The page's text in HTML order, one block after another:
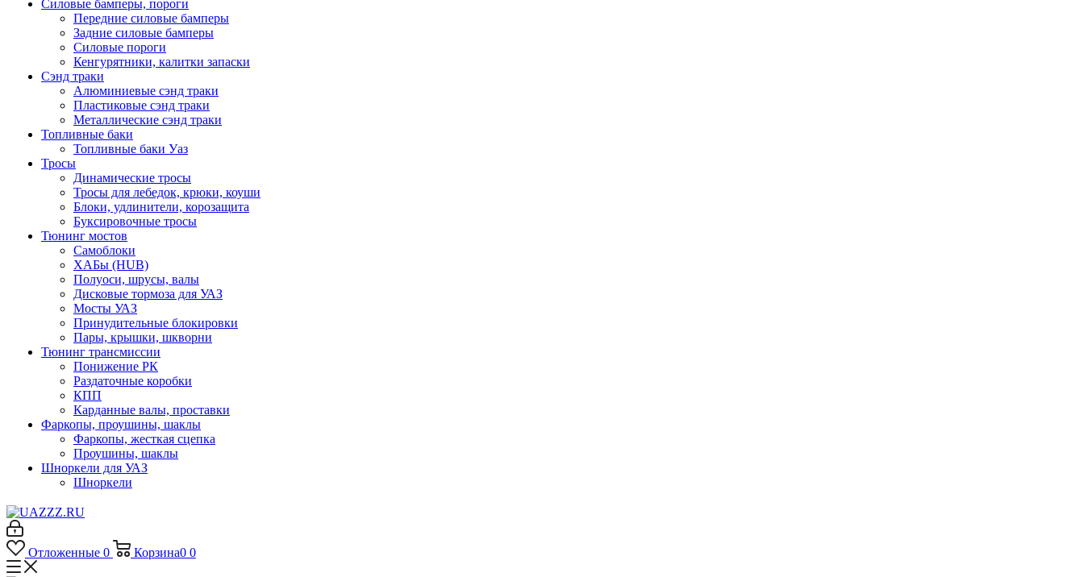
Силовые бамперы, пороги
Передние силовые бамперы
Задние силовые бамперы
Силовые пороги
Кенгурятники, калитки запаски
Сэнд траки
Алюминиевые сэнд траки
Пластиковые сэнд траки
Металлические сэнд траки
Топливные баки
Топливные баки Уаз
Тросы
Динамические тросы
Тросы для лебедок, крюки, коуши
Блоки, удлинители, корозащита
Буксировочные тросы
Тюнинг мостов
Самоблоки
ХАБы (HUB)
Полуоси, шрусы, валы
Дисковые тормоза для УАЗ
Мосты УАЗ
Принудительные блокировки
Пары, крышки, шкворни
Тюнинг трансмиссии
Понижение РК
Раздаточные коробки
КПП
Карданные валы, проставки
Фаркопы, проушины, шаклы
Фаркопы, жесткая сцепка
Проушины, шаклы
Шноркели для УАЗ
Шноркели
Отложенные 0 Корзина0 0